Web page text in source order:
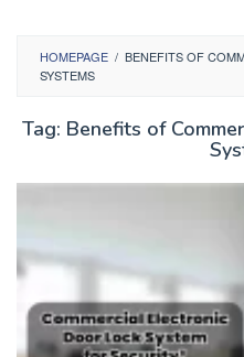
HOMEPAGE / BENEFITS OF
SYSTEMS
Tag: Benefits of